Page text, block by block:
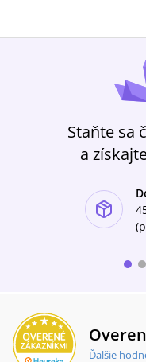
Staňte sa
a
Ďalšie